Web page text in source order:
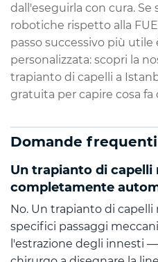
dall'eseguirla con cura.
robotiche rispetto alla
passo successivo più utile
personalizzata: scopri la
trapianto di capelli a
gratuita per capire cosa fa
Domande frequenti
Un trapianto di capelli
completamente
No. Un trapianto di
specifici passaggi
l'estrazione degli innesti